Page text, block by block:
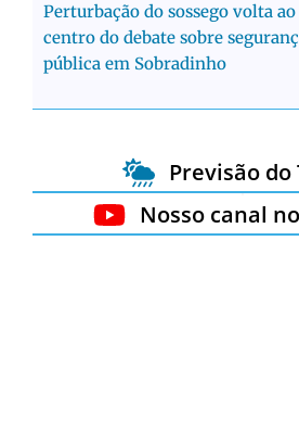
Perturbação do sossego volta ao
centro do debate sobre
pública em Sobradinho
Previsão do
Nosso canal